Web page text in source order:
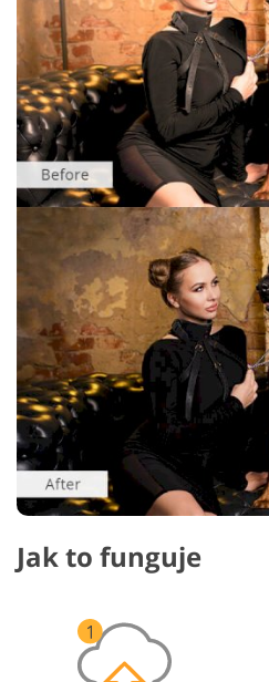
Jak to funguje